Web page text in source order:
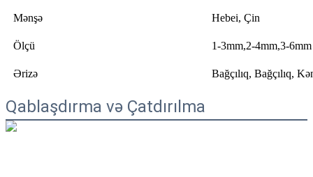
Mənşə Hebei, Çin
Ölçü 1-3mm,2-4mm,3-6mm
Ərizə Bağçılıq, Bağçılıq,
Qablaşdırma və Çatdırılma